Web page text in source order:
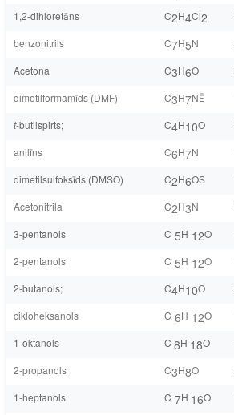
1,2-dihloretāns
C2H4Cl2
benzonitrils
C7H5N
Acetona
C3H6O
dimetilformamīds (DMF)
C3H7NĒ
t-butilspirts; C4H10O
anilīns
C6H7N
dimetilsulfoksīds (DMSO)
C2H6OS
Acetonitrila
C2H3N
3-pentanols
C 5H 12O
2-pentanols
C 5H 12O
2-butanols;
C4H10O
cikloheksanols
C 6H 12O
1-oktanols
C 8H 18O
2-propanols
C3H8O
1-heptanols
C 7H 16O